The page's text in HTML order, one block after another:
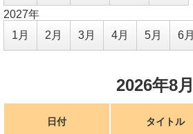
2027年
1月
2月 3月 4月 5月 6月
2026年8月
日付 タイトル